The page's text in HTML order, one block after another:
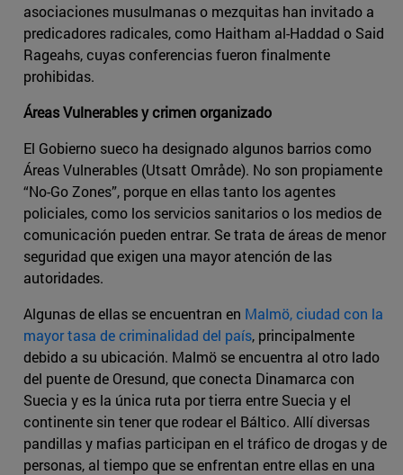
asociaciones musulmanas o mezquitas han invitado a
predicadores radicales, como Haitham al-Haddad o Said
Rageahs, cuyas conferencias fueron finalmente
prohibidas.
Áreas Vulnerables y crimen organizado
El Gobierno sueco ha designado algunos barrios como
Áreas Vulnerables (Utsatt Område). No son propiamente
“No-Go Zones”, porque en ellas tanto los agentes
policiales, como los servicios sanitarios o los medios de
comunicación pueden entrar. Se trata de áreas de menor
seguridad que exigen una mayor atención de las
autoridades.
Algunas de ellas se encuentran en Malmö, ciudad con la
mayor tasa de criminalidad del país, principalmente
debido a su ubicación. Malmö se encuentra al otro lado
del puente de Oresund, que conecta Dinamarca con
Suecia y es la única ruta por tierra entre Suecia y el
continente sin tener que rodear el Báltico. Allí diversas
pandillas y mafias participan en el tráfico de drogas y de
personas, al tiempo que se enfrentan entre ellas en una